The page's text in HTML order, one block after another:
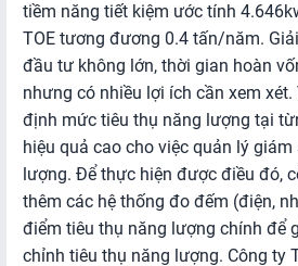
tiềm năng tiết kiệm ước tính
TOE tương đương 0.4 tấn/năm.
đầu tư không lớn, thời gian hoàn
nhưng có nhiều lợi ích cần xem
định mức tiêu thụ năng lượng tại
hiệu quả cao cho việc quản lý
lượng. Để thực hiện được điều đó,
thêm các hệ thống đo đếm (điện,
điểm tiêu thụ năng lượng chính để
chỉnh tiêu thụ năng lượng. Công ty